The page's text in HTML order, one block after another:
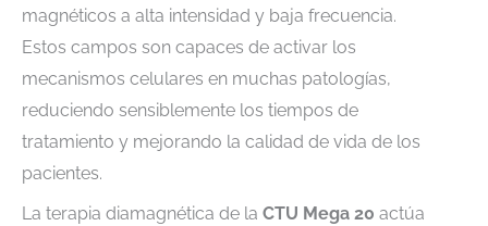
magnéticos a alta intensidad y baja frecuencia.
Estos campos son capaces de activar los
mecanismos celulares en muchas patologías,
reduciendo sensiblemente los tiempos de
tratamiento y mejorando la calidad de vida de los
pacientes.
La terapia diamagnética de la CTU Mega 20 actúa